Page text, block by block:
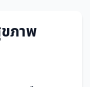
ภาพ